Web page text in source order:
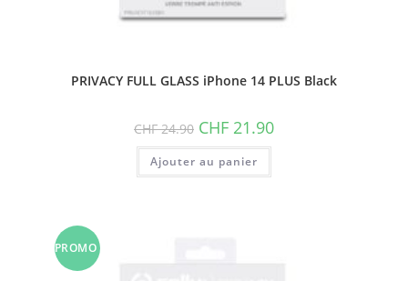
PRIVACY FULL GLASS iPhone 14 PLUS Black
CHF24.90 Le
prix
initial
était :
CHF 24.90.
CHF 21.90Le
Ajouter au panier
PROMO